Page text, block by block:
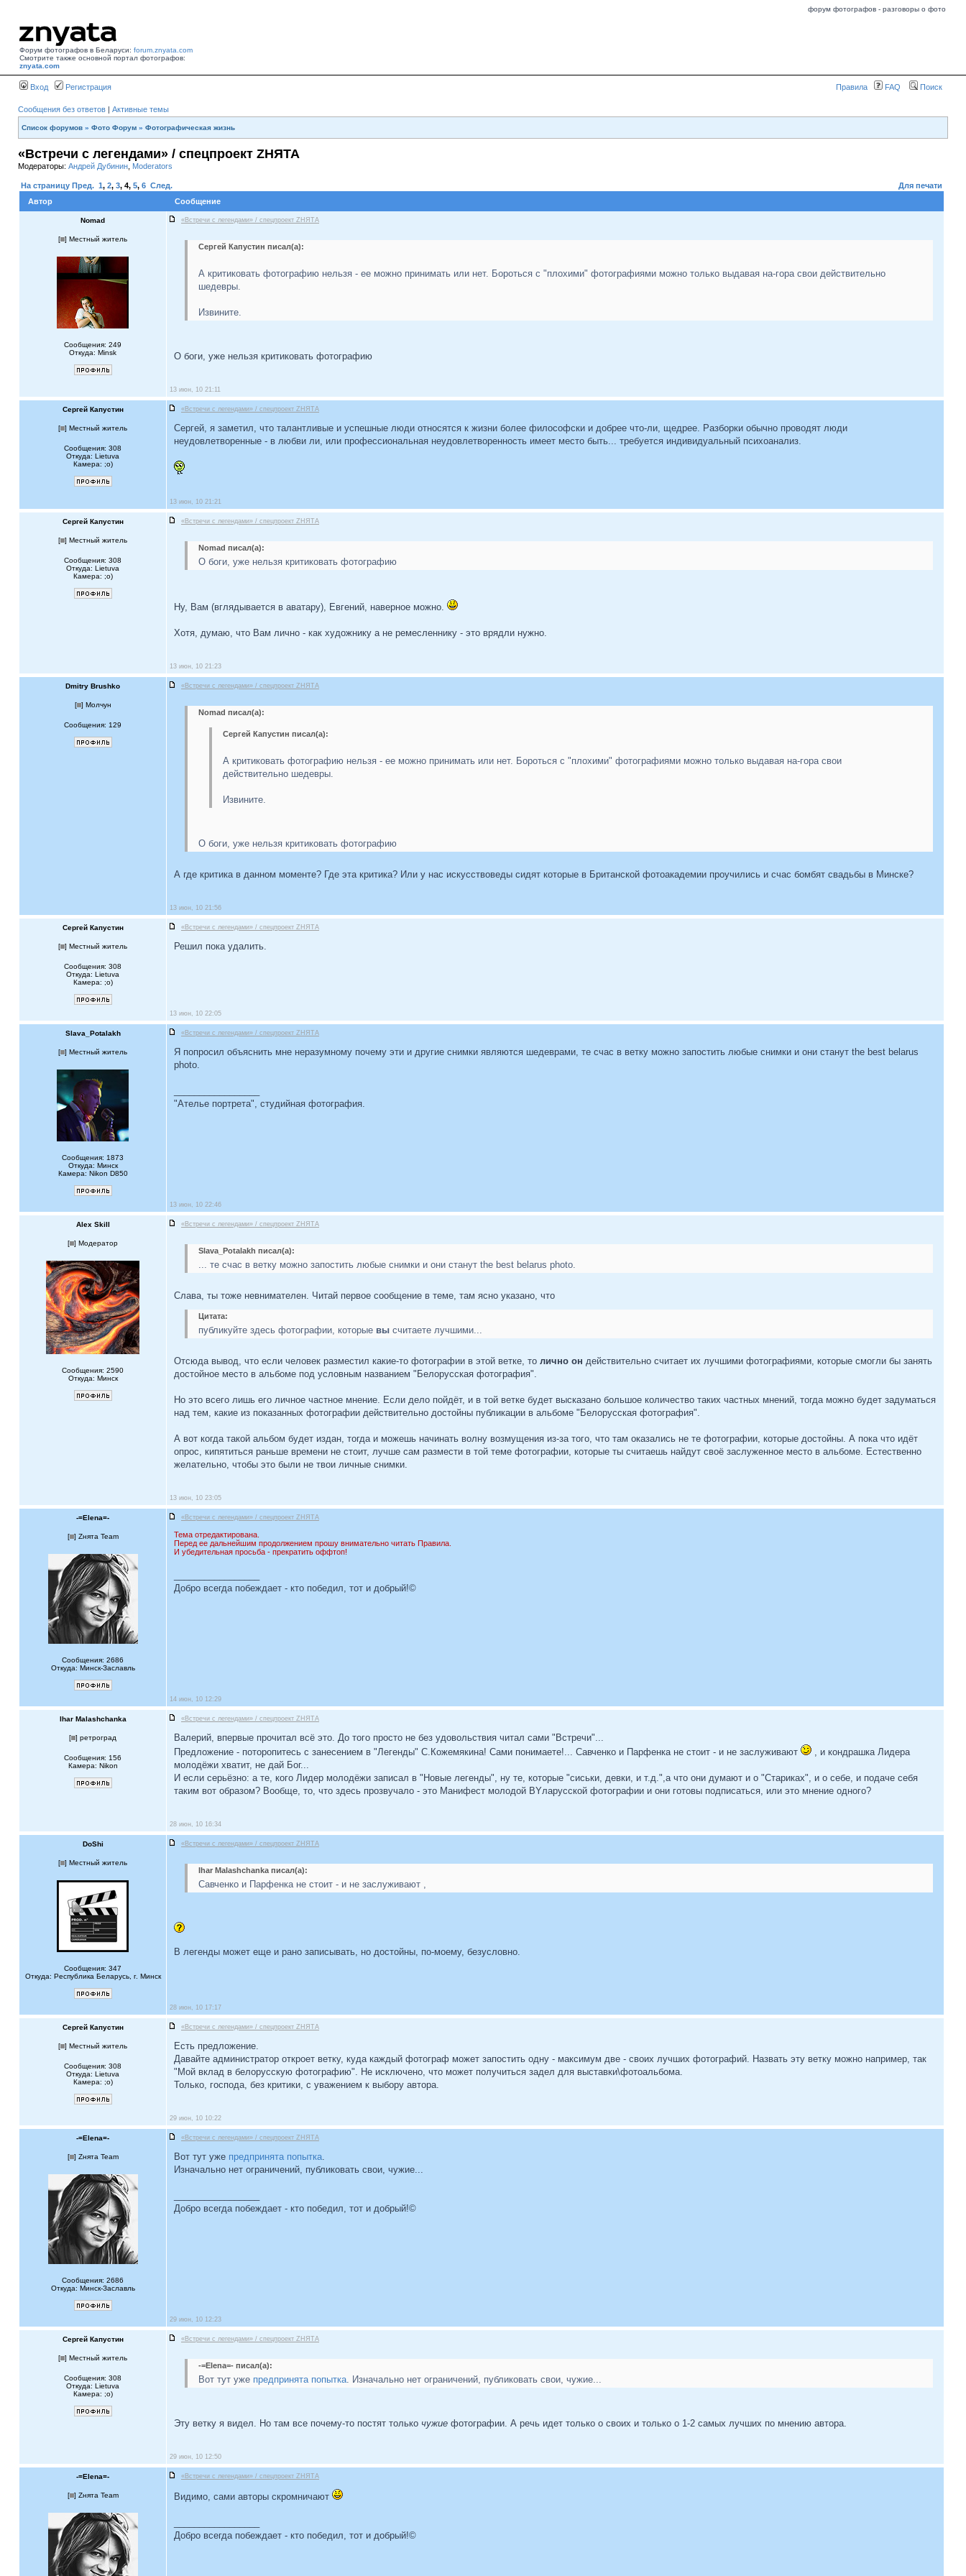
форум фотографов - разговоры о фото
Форум фотографов в Беларуси: forum.znyata.com
Смотрите также основной портал фотографов:
znyata.com
Вход Регистрация Правила FAQ Поиск
Сообщения без ответов | Активные темы
Список форумов » Фото Форум » Фотографическая жизнь
«Встречи с легендами» / спецпроект ZНЯТА
Модераторы: Андрей Дубинин Moderators
На страницу Пред. 1, 2, 3, 4, 5, 6 След.
Для печати
Автор
Сообщение
Nomad «Встречи с легендами» / спецпроект ZНЯТА
[ ] Местный житель
Сообщения: 249
Откуда: Minsk
Сергей Капустин писал(а):
А критиковать фотографию нельзя - ее можно принимать или нет. Бороться с "плохими" фотографиями можно только выдавая на-гора свои действительно
шедевры.
Извините.
О боги, уже нельзя критиковать фотографию
13 июн, 10 21:11
Сергей Капустин «Встречи с легендами» / спецпроект ZНЯТА
[ ] Местный житель
Сообщения: 308
Откуда: Lietuva
Камера: ;o)
Сергей, я заметил, что талантливые и успешные люди относятся к жизни более философски и добрее что-ли, щедрее. Разборки обычно проводят люди
неудовлетворенные - в любви ли, или профессиональная неудовлетворенность имеет место быть... требуется индивидуальный психоанализ.
13 июн, 10 21:21
Сергей Капустин «Встречи с легендами» / спецпроект ZНЯТА
[ ] Местный житель
Сообщения: 308
Откуда: Lietuva
Камера: ;o)
Nomad писал(а):
О боги, уже нельзя критиковать фотографию
Ну, Вам (вглядывается в аватару), Евгений, наверное можно.
Хотя, думаю, что Вам лично - как художнику а не ремесленнику - это врядли нужно.
13 июн, 10 21:23
Dmitry Brushko «Встречи с легендами» / спецпроект ZНЯТА
[ ] Молчун
Сообщения: 129
Nomad писал(а):
Сергей Капустин писал(а):
А критиковать фотографию нельзя - ее можно принимать или нет. Бороться с "плохими" фотографиями можно только выдавая на-гора свои
действительно шедевры.
Извините.
О боги, уже нельзя критиковать фотографию
А где критика в данном моменте? Где эта критика? Или у нас искусствоведы сидят которые в Британской фотоакадемии проучились и счас бомбят свадьбы в Минске?
13 июн, 10 21:56
Сергей Капустин «Встречи с легендами» / спецпроект ZНЯТА
[ ] Местный житель
Сообщения: 308
Откуда: Lietuva
Камера: ;o)
Решил пока удалить.
13 июн, 10 22:05
Slava_Potalakh «Встречи с легендами» / спецпроект ZНЯТА
[ ] Местный житель
Сообщения: 1873
Откуда: Минск
Камера: Nikon D850
Я попросил объяснить мне неразумному почему эти и другие снимки являются шедеврами, те счас в ветку можно запостить любые снимки и они станут the best belarus
photo.
"Ателье портрета", студийная фотография.
13 июн, 10 22:46
Alex Skill «Встречи с легендами» / спецпроект ZНЯТА
[ ] Модератор
Сообщения: 2590
Откуда: Минск
Slava_Potalakh писал(а):
... те счас в ветку можно запостить любые снимки и они станут the best belarus photo.
Слава, ты тоже невнимателен. Читай первое сообщение в теме, там ясно указано, что
Цитата:
публикуйте здесь фотографии, которые вы считаете лучшими...
Отсюда вывод, что если человек разместил какие-то фотографии в этой ветке, то лично он действительно считает их лучшими фотографиями, которые смогли бы занять
достойное место в альбоме под условным названием "Белорусская фотография".
Но это всего лишь его личное частное мнение. Если дело пойдёт, и в той ветке будет высказано большое количество таких частных мнений, тогда можно будет задуматься
над тем, какие из показанных фотографии действительно достойны публикации в альбоме "Белорусская фотография".
А вот когда такой альбом будет издан, тогда и можешь начинать волну возмущения из-за того, что там оказались не те фотографии, которые достойны. А пока что идёт
опрос, кипятиться раньше времени не стоит, лучше сам размести в той теме фотографии, которые ты считаешь найдут своё заслуженное место в альбоме. Естественно
желательно, чтобы это были не твои личные снимки.
13 июн, 10 23:05
-=Elena=- «Встречи с легендами» / спецпроект ZНЯТА
[ ] Zнята Team
Сообщения: 2686
Откуда: Минск-Заславль
Тема отредактирована.
Перед ее дальнейшим продолжением прошу внимательно читать Правила.
И убедительная просьба - прекратить оффтоп!
Добро всегда побеждает - кто победил, тот и добрый!©
14 июн, 10 12:29
Ihar Malashchanka «Встречи с легендами» / спецпроект ZНЯТА
[ ] ретроград
Сообщения: 156
Камера: Nikon
Валерий, впервые прочитал всё это. До того просто не без удовольствия читал сами "Встречи"...
Предложение - поторопитесь с занесением в "Легенды" С.Кожемякина! Сами понимаете!... Савченко и Парфенка не стоит - и не заслуживают
, и кондрашка Лидера
молодёжи хватит, не дай Бог...
И если серьёзно: а те, кого Лидер молодёжи записал в "Новые легенды", ну те, которые "сиськи, девки, и т.д.",а что они думают и о "Стариках", и о себе, и подаче себя
таким вот образом? Вообще, то, что здесь прозвучало - это Манифест молодой BYларусской фотографии и они готовы подписаться, или это мнение одного?
28 июн, 10 16:34
DoShi «Встречи с легендами» / спецпроект ZНЯТА
[ ] Местный житель
Сообщения: 347
Откуда: Республика Беларусь, г. Минск
Ihar Malashchanka писал(а):
Савченко и Парфенка не стоит - и не заслуживают ,
В легенды может еще и рано записывать, но достойны, по-моему, безусловно.
28 июн, 10 17:17
Сергей Капустин «Встречи с легендами» / спецпроект ZНЯТА
[ ] Местный житель
Сообщения: 308
Откуда: Lietuva
Камера: ;o)
Есть предложение.
Давайте администратор откроет ветку, куда каждый фотограф может запостить одну - максимум две - своих лучших фотографий. Назвать эту ветку можно например, так
"Мой вклад в белорусскую фотографию". Не исключено, что может получиться задел для выставки\фотоальбома.
Только, господа, без критики, с уважением к выбору автора.
29 июн, 10 10:22
-=Elena=- «Встречи с легендами» / спецпроект ZНЯТА
[ ] Zнята Team
Сообщения: 2686
Откуда: Минск-Заславль
Вот тут уже предпринята попытка.
Изначально нет ограничений, публиковать свои, чужие...
Добро всегда побеждает - кто победил, тот и добрый!©
29 июн, 10 12:23
Сергей Капустин «Встречи с легендами» / спецпроект ZНЯТА
[ ] Местный житель
Сообщения: 308
Откуда: Lietuva
Камера: ;o)
-=Elena=- писал(а):
Вот тут уже предпринята попытка. Изначально нет ограничений, публиковать свои, чужие...
Эту ветку я видел. Но там все почему-то постят только чужие фотографии. А речь идет только о своих и только о 1-2 самых лучших по мнению автора.
29 июн, 10 12:50
-=Elena=- «Встречи с легендами» / спецпроект ZНЯТА
[ ] Zнята Team Видимо, сами авторы скромничают
Добро всегда побеждает - кто победил, тот и добрый!©